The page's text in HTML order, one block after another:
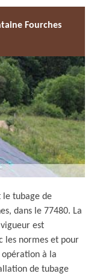
Fourches
le tubage de
dans le 77480. La
est
les normes et pour
à la
de tubage